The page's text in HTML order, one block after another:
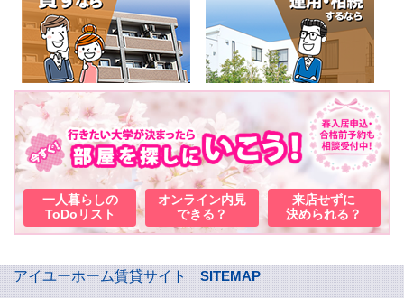
一人暮らしの
ToDoリスト
オンライン内見
できる？
来店せずに
決められる？
アイユーホーム賃貸サイト
SITEMAP